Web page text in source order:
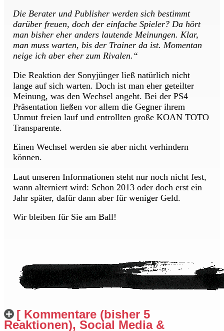
Die Berater und Publisher werden sich bestimmt
darüber freuen, doch der einfache Spieler? Da hört
man bisher eher anders lautende Meinungen. Klar,
man muss warten, bis der Trainer da ist. Momentan
neige ich aber eher zum Rivalen.“
Die Reaktion der Sonyjünger ließ natürlich nicht
lange auf sich warten. Doch ist man eher geteilter
Meinung, was den Wechsel angeht. Bei der PS4
Präsentation ließen vor allem die Gegner ihrem
Unmut freien lauf und entrollten große KOAN TOTO
Transparente.
Einen Wechsel werden sie aber nicht verhindern
können.
Laut unseren Informationen steht nur noch nicht fest,
wann alterniert wird: Schon 2013 oder doch erst ein
Jahr später, dafür dann aber für weniger Geld.
Wir bleiben für Sie am Ball!
[ Kommentare (bisher 5
Reaktionen), Social Media &